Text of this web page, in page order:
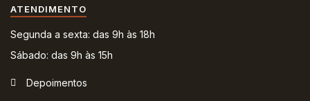
ATENDIMENTO
Segunda a sexta: das 9h às 18h
Sábado: das 9h às 15h
Depoimentos